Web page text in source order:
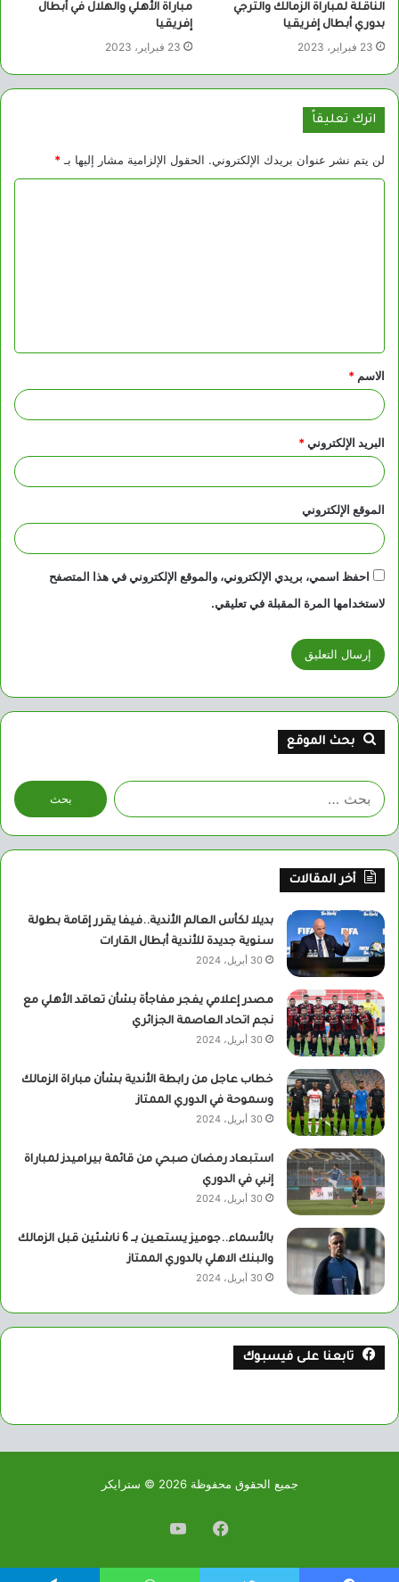
الناقلة لمباراة الزمالك والترجي
بدوري أبطال إفريقيا
23 فبراير، 2023
مباراة الأهلي والهلال في أبطال
إفريقيا
23 فبراير، 2023
اترك تعليقاً
لن يتم نشر عنوان بريدك الإلكتروني. الحقول الإلزامية مشار إليها بـ *
ق
*
الاسم *
البريد الإلكتروني*
الموقع الإلكتروني
احفظ اسمي، بريدي الإلكتروني، والموقع الإلكتروني في هذا المتصفح
لاستخدامها المرة المقبلة في تعليقي.
بحث الموقع
البحث
عن:
أخر المقالات
بديلا لكأس العالم الأندية..فيفا يقرر إقامة بطولة
سنوية جديدة للأندية أبطال القارات
30 أبريل، 2024
مصدر إعلامي يفجر مفاجأة بشأن تعاقد الأهلي مع
نجم اتحاد العاصمة الجزائري
30 أبريل، 2024
خطاب عاجل من رابطة الأندية بشأن مباراة الزمالك
وسموحة في الدوري الممتاز
30 أبريل، 2024
استبعاد رمضان صبحي من قائمة بيراميدز لمباراة
إنبي في الدوري
30 أبريل، 2024
بالأسماء..جوميز يستعين بــ 6 ناشئين قبل الزمالك
والبنك الاهلي بالدوري الممتاز
30 أبريل، 2024
تابعنا على فيسبوك
جميع الحقوق محفوظة 2026 © سترايكر
فيسبوكيوتيوب